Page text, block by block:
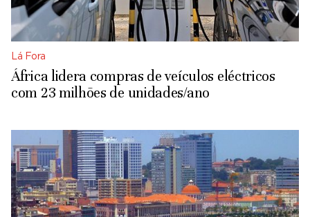
Lá Fora
África lidera compras de veículos eléctricos
com 23 milhões de unidades/ano